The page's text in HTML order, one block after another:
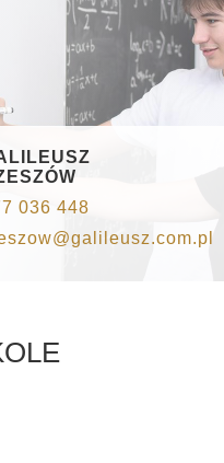
036 448